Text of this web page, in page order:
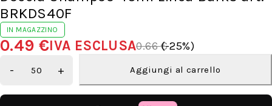
BRKDS40F
IN MAGAZZINO
0.66€
0.49 €IVA ESCLUSA (-25%)
Aggiungi al carrello